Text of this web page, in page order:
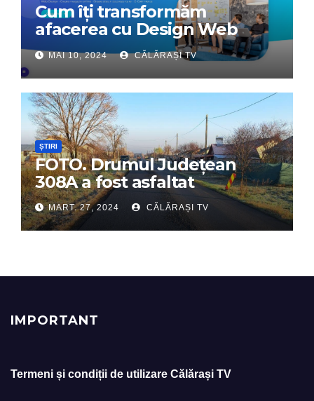
Cum îți transformăm
afacerea cu Design Web
Interactiv – Partenerul tău
digital de încredere
MAI 10, 2024 CĂLĂRAȘI TV
ȘTIRI
FOTO. Drumul Județean
308A a fost asfaltat
MART. 27, 2024 CĂLĂRAȘI TV
IMPORTANT
Termeni și condiții de utilizare Călărași TV